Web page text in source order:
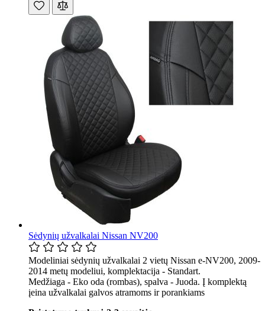
Sėdynių užvalkalai Nissan NV200
Modeliniai sėdynių užvalkalai 2 vietų Nissan e-NV200, 2009-
2014 metų modeliui, komplektacija - Standart.
Medžiaga - Eko oda (rombas), spalva - Juoda. Į komplektą
įeina užvalkalai galvos atramoms ir porankiams